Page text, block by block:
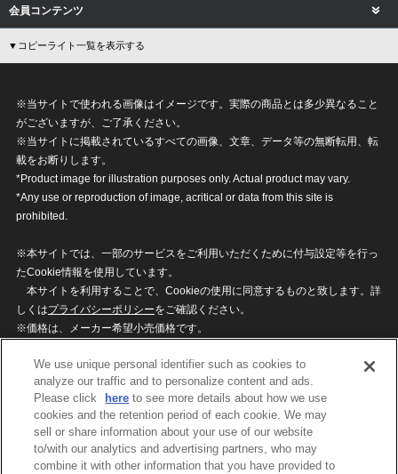
会員コンテンツ
▼コピーライト一覧を表示する
※当サイトで使われる画像はイメージです。実際の商品とは多少異なること
がございますが、ご了承ください。
※当サイトに掲載されているすべての画像、文章、データ等の無断転用、転
載をお断りします。
*Product image for illustration purposes only. Actual product may vary.
*Any use or reproduction of image, acritical or data from this site is
prohibited.
※本サイトでは、一部のサービスをご利用いただくために付与設定等を行っ
たCookie情報を使用しています。
本サイトを利用することで、Cookieの使用に同意するものと致します。詳
しくはプライバシーポリシーをご確認ください。
※価格は、メーカー希望小売価格です。
ざいますのでご了承ください。
privacypolicy
Do Not Sell or Share My
Personal Information
ウェブサイトご利用条件
ソーシャルメディアポリシー
個人情報保護方針
お問い合わせ
We use unique personal identifier such as cookies to
analyze our traffic and to personalize content and ads.
Please click
here to see more details about how we use
cookies and the retention period of each cookie. We may
sell or share information about your use of our website
to/with our analytics and advertising partners, who may
combine it with other information that you have provided to